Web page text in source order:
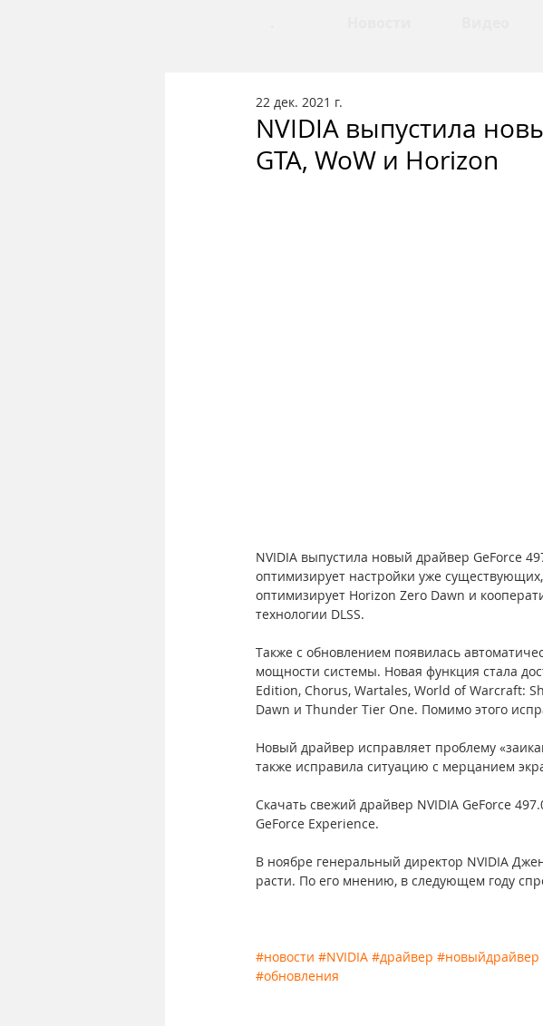
NVIDIA выпустила
GTA, WoW и Horizon
22 дек. 2021 г.
NVIDIA выпустила новый драйвер GeForce
оптимизирует настройки уже
оптимизирует Horizon Zero Dawn и
технологии DLSS.
Также с обновлением появилась
мощности системы. Новая функция стала
Edition, Chorus, Wartales, World of Warcraft:
Dawn и Thunder Tier One. Помимо этого
Новый драйвер исправляет проблему
также исправила ситуацию с мерцанием
Скачать свежий драйвер NVIDIA GeForce
GeForce Experience.
В ноябре генеральный директор NVIDIA
расти. По его мнению, в следующем году
#новости #NVIDIA #драйвер #новыйдрайвер
#обновления